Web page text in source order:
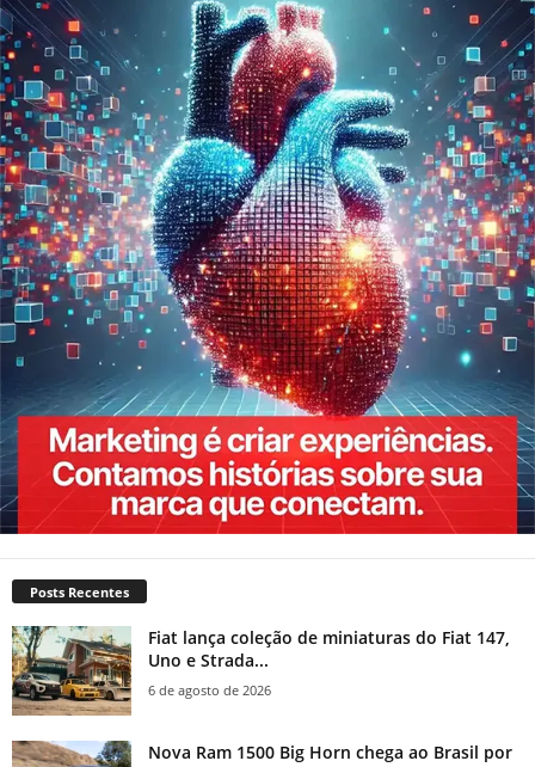
Posts Recentes
Fiat lança coleção de miniaturas do Fiat 147,
Uno e Strada...
6 de agosto de 2026
Nova Ram 1500 Big Horn chega ao Brasil por